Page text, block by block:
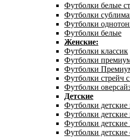
Футболки белые
Футболки
Футболки
Футболки белые
Женские:
Футболки классик
Футболки
Футболки
Футболки стрейч
Футболки
Детские
Футболки детские
Футболки
Футболки
Футболки